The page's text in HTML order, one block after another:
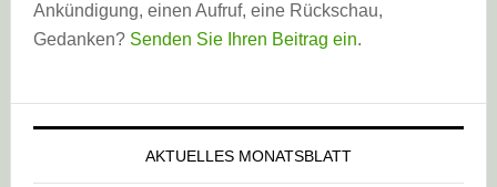
Ankündigung, einen Aufruf, eine Rückschau,
Gedanken? Senden Sie Ihren Beitrag ein.
AKTUELLES MONATSBLATT